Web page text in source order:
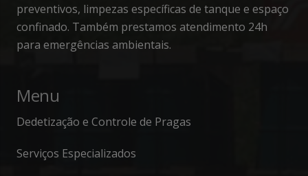
preventivos, limpezas específicas de tanque e espaço
confinado. Também prestamos atendimento 24h
para emergências ambientais.
Menu
Dedetização e Controle de Pragas
Serviços Especializados